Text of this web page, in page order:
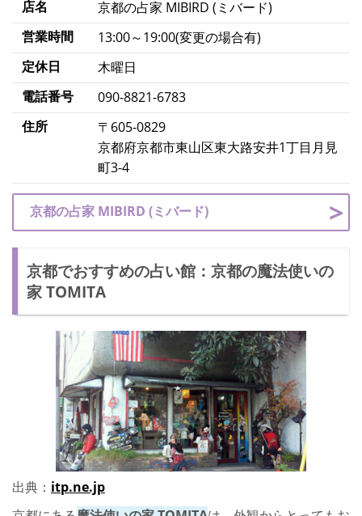
店名 京都の占家 MIBIRD (ミバード)
営業時間
13:00～19:00(変更の場合有)
定休日
木曜日
電話番号
090-8821-6783
住所
〒605-0829
京都府京都市東山区東大路安井1丁目月見
町3-4
京都の占家 MIBIRD (ミバード)
京都でおすすめの占い館：京都の魔法使いの
家 TOMITA
出典： itp.ne.jp